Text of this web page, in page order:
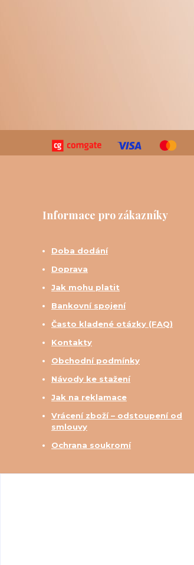
Informace pro zákazníky
Doba dodání
Doprava
Jak mohu platit
Bankovní spojení
Často kladené otázky (FAQ)
Kontakty
Obchodní podmínky
Návody ke stažení
Jak na reklamace
Vrácení zboží – odstoupení od
smlouvy
Ochrana soukromí